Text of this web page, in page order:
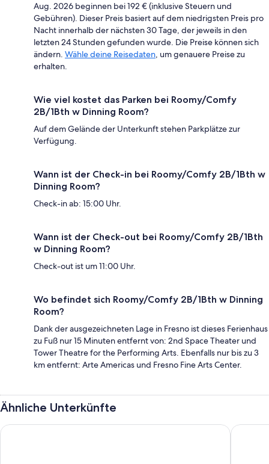
Aug. 2026 beginnen bei 192 € (inklusive Steuern und
Gebühren). Dieser Preis basiert auf dem niedrigsten Preis pro
Nacht innerhalb der nächsten 30 Tage, der jeweils in den
letzten 24 Stunden gefunden wurde. Die Preise können sich
ändern. Wähle deine Reisedaten, um genauere Preise zu
erhalten.
Wie viel kostet das Parken bei Roomy/Comfy
2B/1Bth w Dinning Room?
Auf dem Gelände der Unterkunft stehen Parkplätze zur
Verfügung.
Wann ist der Check-in bei Roomy/Comfy 2B/1Bth w
Dinning Room?
Check-in ab: 15:00 Uhr.
Wann ist der Check-out bei Roomy/Comfy 2B/1Bth
w Dinning Room?
Check-out ist um 11:00 Uhr.
Wo befindet sich Roomy/Comfy 2B/1Bth w Dinning
Room?
Dank der ausgezeichneten Lage in Fresno ist dieses Ferienhaus
zu Fuß nur 15 Minuten entfernt von: 2nd Space Theater und
Tower Theatre for the Performing Arts. Ebenfalls nur bis zu 3
km entfernt: Arte Americas und Fresno Fine Arts Center.
Ähnliche Unterkünfte
Days Inn by Wyndham Fresno South Best